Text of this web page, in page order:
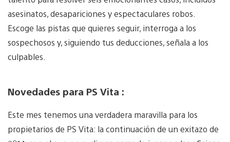
asesinatos, desapariciones y espectaculares robos.
Escoge las pistas que quieres seguir, interroga a los
sospechosos y, siguiendo tus deducciones, señala a los
culpables.
Novedades para PS Vita :
Este mes tenemos una verdadera maravilla para los
propietarios de PS Vita: la continuación de un exitazo de